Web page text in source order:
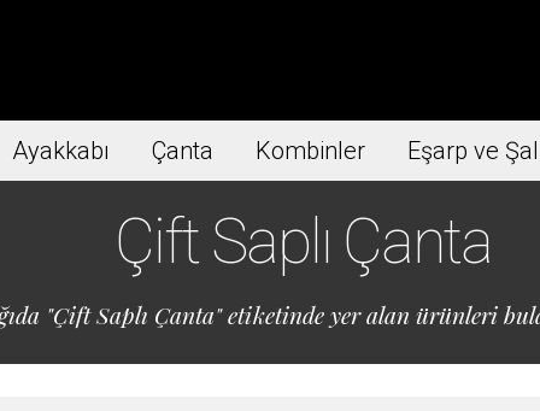
Ayakkabı Çanta Kombinler Eşarp ve Şal
Çift Saplı Çanta
"Çift Saplı Çanta" etiketinde yer alan ürünleri